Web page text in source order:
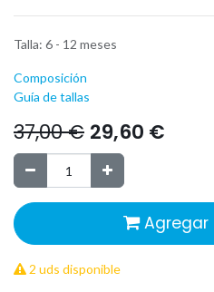
Talla: 6 - 12 meses
Composición
Guía de tallas
37,00€ 29,60 €
Agregar
2 uds disponible